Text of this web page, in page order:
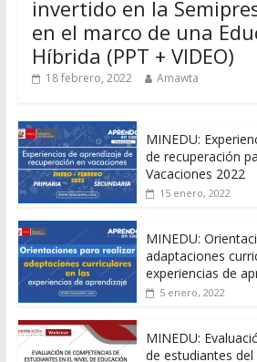
invertido en la
en el marco de una
Híbrida (PPT + VIDEO)
18 febrero, 2022 Amawta
MINEDU:
de recuperación
Vacaciones 2022
15 enero, 2022
MINEDU:
adaptaciones
experiencias de
5 enero, 2022
MINEDU:
de estudiantes del